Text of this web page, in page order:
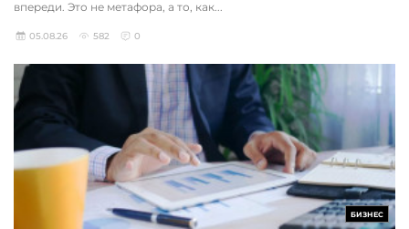
впереди. Это не метафора, а то, как...
05.08.26 582 0
БИЗНЕС